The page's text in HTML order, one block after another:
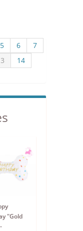
5 6
7
14
"Gold